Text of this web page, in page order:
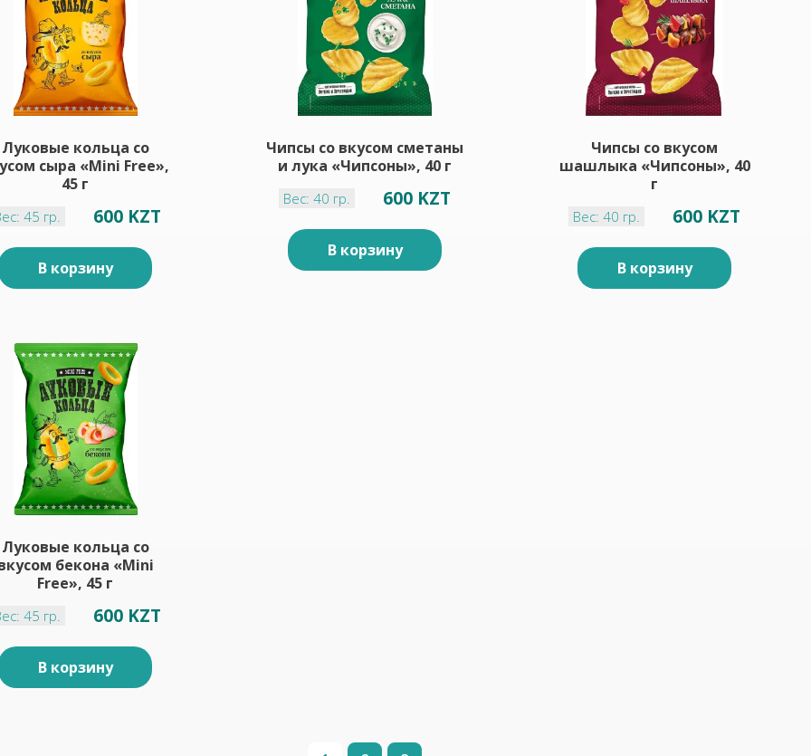
Луковые кольца со
сыра «Mini Free»,
45 г
45 гр. 600 KZT
В корзину
Чипсы со вкусом сметаны
и лука «Чипсоны», 40 г
Вес: 40 гр. 600 KZT
В корзину
Чипсы со вкусом
шашлыка «Чипсоны», 40
г
Вес: 40 гр. 600 KZT
В корзину
Луковые кольца со
бекона «Mini
Free», 45 г
45 гр. 600 KZT
В корзину